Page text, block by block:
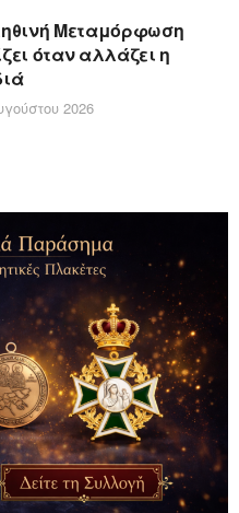
Μεταμόρφωση
όταν αλλάζει η
2026